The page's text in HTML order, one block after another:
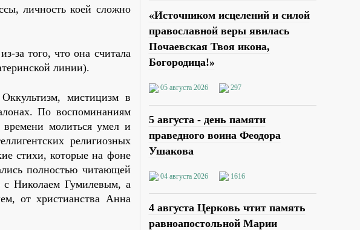
личность коей сложно
за того, что она считала
линии).
мистицизм в
По воспоминаниям
времени молиться умел и
религиозных
стихи, которые на фоне
полностью читающей
с Николаем Гумилевым, а
от христианства Анна
«Источником исцелений и силой
православной веры явилась
Почаевская Твоя икона,
Богородица!»
05 августа 2026 297
5 августа - день памяти
праведного воина Феодора
Ушакова
04 августа 2026 1616
4 августа Церковь чтит память
равноапостольной Марии